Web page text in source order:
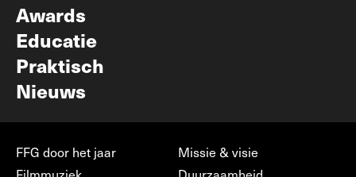
Awards
Educatie
Praktisch
Nieuws
FFG door het jaar
Missie & visie